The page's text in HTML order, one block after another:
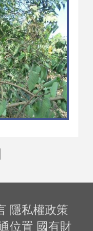
隱私權政策
位置 國有財